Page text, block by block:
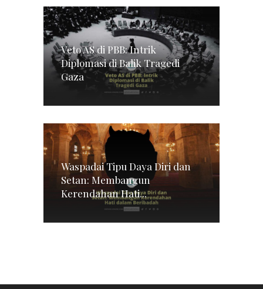
Veto AS di PBB: Intrik
Diplomasi di Balik Tragedi
Gaza
Waspadai Tipu Daya Diri dan
Setan: Membangun
Kerendahan Hati...